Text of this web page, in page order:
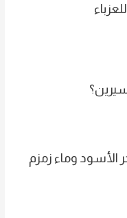
سيرين؟
الأسود وماء زمزم